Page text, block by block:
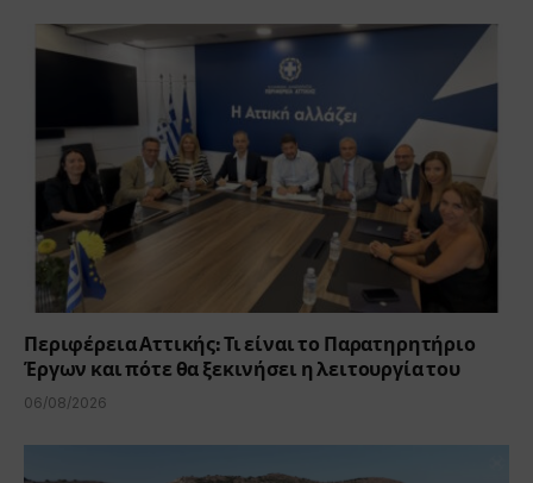
Περιφέρεια Αττικής: Τι είναι το Παρατηρητήριο
Έργων και πότε θα ξεκινήσει η λειτουργία του
06/08/2026